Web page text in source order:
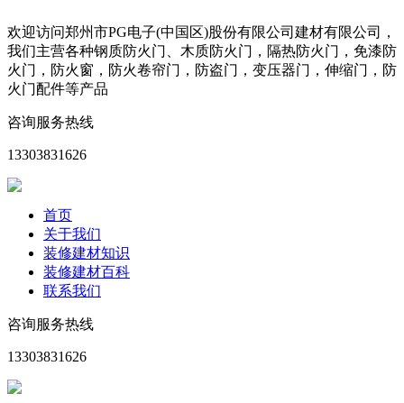
欢迎访问郑州市PG电子(中国区)股份有限公司建材有限公司，
我们主营各种钢质防火门、木质防火门，隔热防火门，免漆防
火门，防火窗，防火卷帘门，防盗门，变压器门，伸缩门，防
火门配件等产品
咨询服务热线
13303831626
首页
关于我们
装修建材知识
装修建材百科
联系我们
咨询服务热线
13303831626